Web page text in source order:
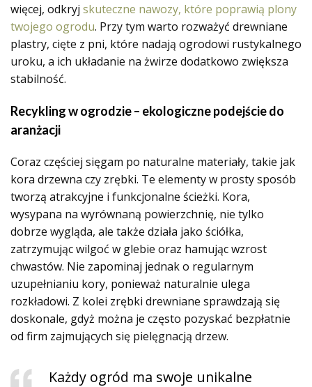
więcej, odkryj skuteczne nawozy, które poprawią plony
twojego ogrodu. Przy tym warto rozważyć drewniane
plastry, cięte z pni, które nadają ogrodowi rustykalnego
uroku, a ich układanie na żwirze dodatkowo zwiększa
stabilność.
Recykling w ogrodzie – ekologiczne podejście do
aranżacji
Coraz częściej sięgam po naturalne materiały, takie jak
kora drzewna czy zrębki. Te elementy w prosty sposób
tworzą atrakcyjne i funkcjonalne ścieżki. Kora,
wysypana na wyrównaną powierzchnię, nie tylko
dobrze wygląda, ale także działa jako ściółka,
zatrzymując wilgoć w glebie oraz hamując wzrost
chwastów. Nie zapominaj jednak o regularnym
uzupełnianiu kory, ponieważ naturalnie ulega
rozkładowi. Z kolei zrębki drewniane sprawdzają się
doskonale, gdyż można je często pozyskać bezpłatnie
od firm zajmujących się pielęgnacją drzew.
Każdy ogród ma swoje unikalne